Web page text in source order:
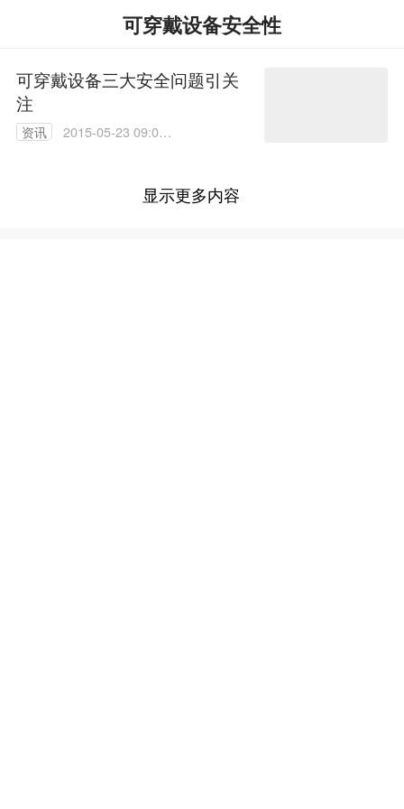
可穿戴设备安全性
可穿戴设备三大安全问题引关
注
资讯
2015-05-23 09:00:
显示更多内容